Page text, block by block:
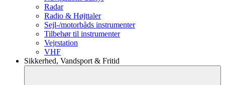
Radar
Radio & Højttaler
Sejl-/motorbåds instrumenter
Tilbehør til instrumenter
Vejrstation
VHF
Sikkerhed, Vandsport & Fritid